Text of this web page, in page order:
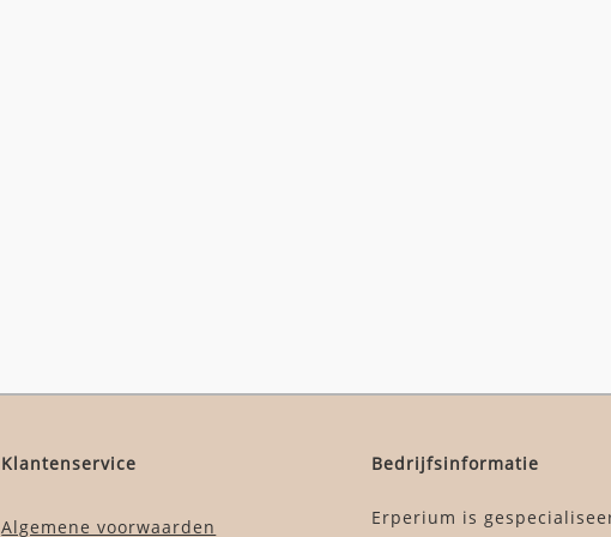
Klantenservice
Algemene voorwaarden
Bedrijfsinformatie
Erperium is